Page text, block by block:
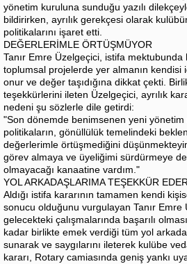
yönetim kuruluna sunduğu yazılı
bildirirken, ayrılık gerekçesi olarak
politikalarını işaret etti.
DEĞERLERİMLE ÖRTÜŞMÜYOR
Tanır Emre Üzelgeçici, istifa
toplumsal projelerde yer almanın kendisi
onur ve değer taşıdığına dikkat çekti.
teşekkürlerini ileten Üzelgeçici, ayrılık
nedeni şu sözlerle dile getirdi:
"Son dönemde benimsenen yeni yönetim
politikaların, gönüllülük temelindeki
değerlerimle örtüşmediğini
görev almaya ve üyeliğimi sürdürmeye
olmayacağı kanaatine vardım."
YOL ARKADAŞLARIMA TEŞEKKÜR
Aldığı istifa kararının tamamen kendi
sonucu olduğunu vurgulayan Tanır Emre
gelecekteki çalışmalarında başarılı
kadar birlikte emek verdiği tüm yol
sunarak ve saygılarını ileterek kulübe
kararı, Rotary camiasında geniş yankı